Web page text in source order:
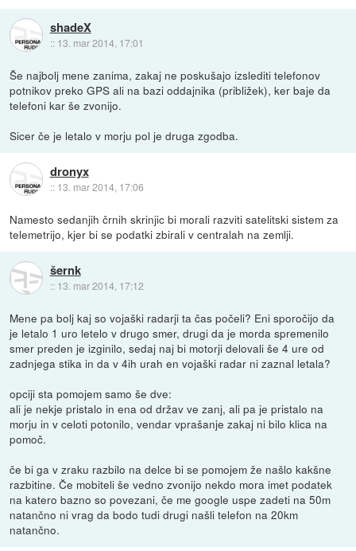
shadeX
:: 13. mar 2014, 17:01
Še najbolj mene zanima, zakaj ne poskušajo izslediti telefonov
potnikov preko GPS ali na bazi oddajnika (približek), ker baje da
telefoni kar še zvonijo.
Sicer če je letalo v morju pol je druga zgodba.
dronyx
:: 13. mar 2014, 17:06
Namesto sedanjih črnih skrinjic bi morali razviti satelitski sistem za
telemetrijo, kjer bi se podatki zbirali v centralah na zemlji.
šernk
:: 13. mar 2014, 17:12
Mene pa bolj kaj so vojaški radarji ta čas počeli? Eni sporočijo da
je letalo 1 uro letelo v drugo smer, drugi da je morda spremenilo
smer preden je izginilo, sedaj naj bi motorji delovali še 4 ure od
zadnjega stika in da v 4ih urah en vojaški radar ni zaznal letala?
opciji sta pomojem samo še dve:
ali je nekje pristalo in ena od držav ve zanj, ali pa je pristalo na
morju in v celoti potonilo, vendar vprašanje zakaj ni bilo klica na
pomoč.
če bi ga v zraku razbilo na delce bi se pomojem že našlo kakšne
razbitine. Če mobiteli še vedno zvonijo nekdo mora imet podatek
na katero bazno so povezani, če me google uspe zadeti na 50m
natančno ni vrag da bodo tudi drugi našli telefon na 20km
natančno.